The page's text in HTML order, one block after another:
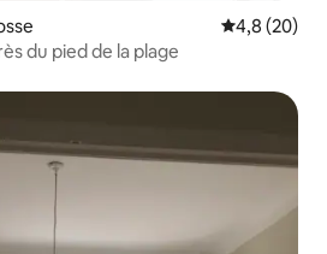
Évaluation
4,8 (20)
du pied de la plage